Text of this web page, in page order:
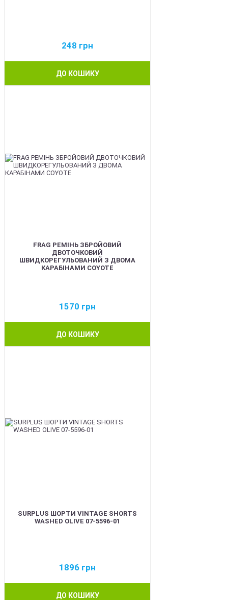
248 грн
ДО КОШИКУ
FRAG РЕМІНЬ ЗБРОЙОВИЙ
ДВОТОЧКОВИЙ
ШВИДКОРЕГУЛЬОВАНИЙ З ДВОМА
КАРАБІНАМИ COYOTE
1570 грн
ДО КОШИКУ
SURPLUS ШОРТИ VINTAGE SHORTS
WASHED OLIVE 07-5596-01
1896 грн
ДО КОШИКУ